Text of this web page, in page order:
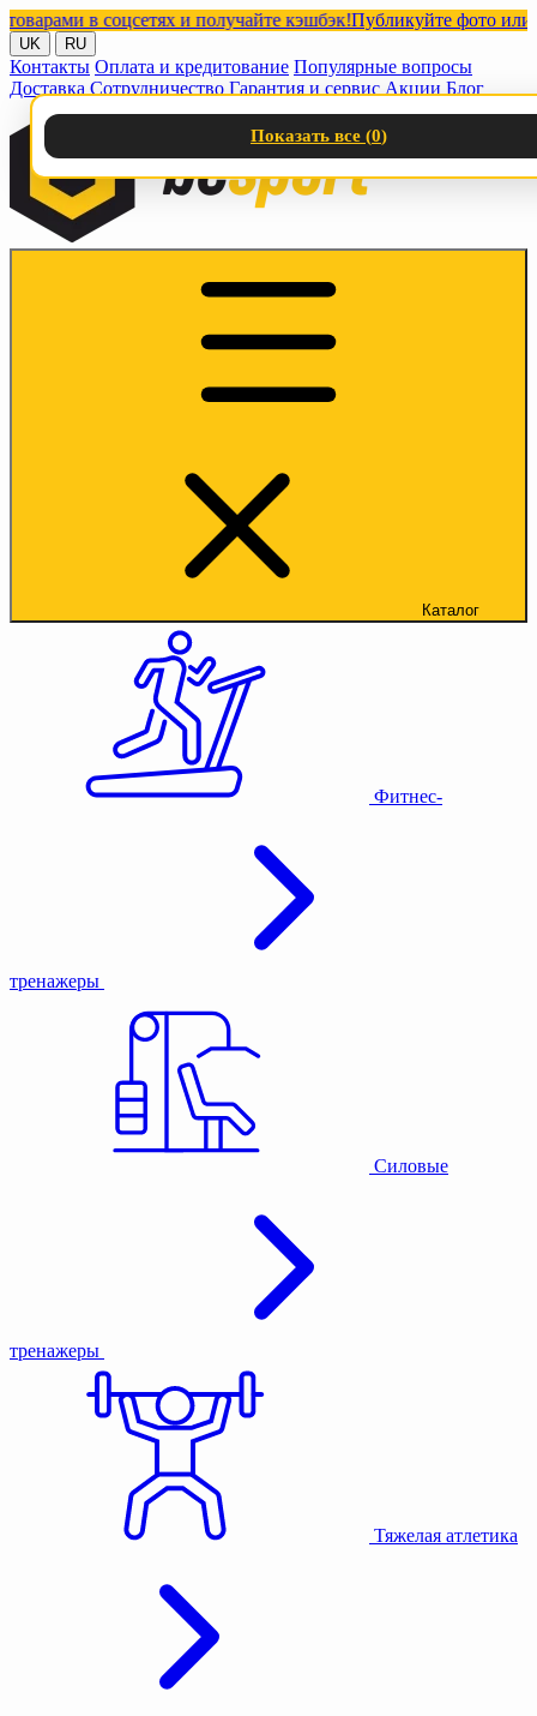
в соцсетях и получайте кэшбэк!Публикуйте фото или
UK RU
Контакты Оплата и кредитование Популярные вопросы
Доставка Сотрудничество Гарантия и сервис Акции Блог
Каталог
Фитнес-
тренажеры
Силовые
тренажеры
Тяжелая атлетика
Показать все (0)